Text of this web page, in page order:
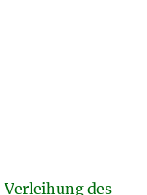
Verleihung des